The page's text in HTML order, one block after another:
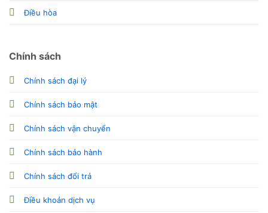
Điều hòa
Chính sách
Chính sách đại lý
Chính sách bảo mật
Chính sách vận chuyển
Chính sách bảo hành
Chính sách đổi trả
Điều khoản dịch vụ